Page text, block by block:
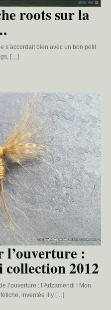
roots sur la
s’accordait bien avec un bon petit
[…]
l’ouverture :
2012
l’ouverture : l’Artzamendi ! Mon
inventée il y […]